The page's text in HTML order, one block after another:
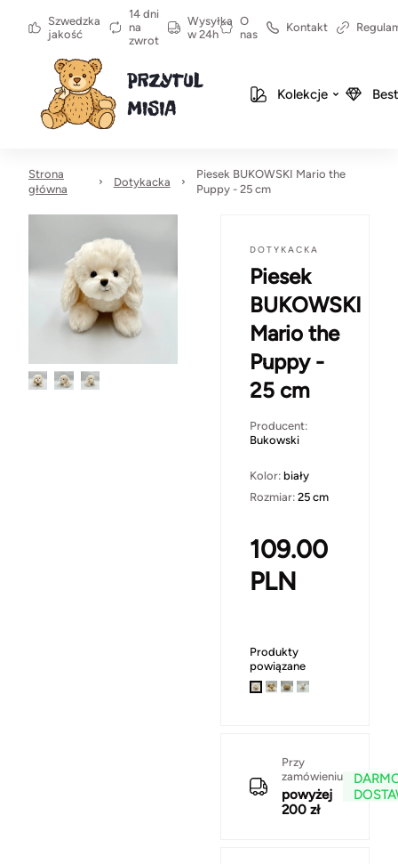
Szwedzka
jakość
14 dni
na
zwrot
Wysyłka
w 24h
O
nas
Kontakt
Kolekcje
Strona
główna
Dotykacka
Piesek BUKOWSKI Mario the
Puppy - 25 cm
DOTYKACKA
Piesek
BUKOWSKI
Mario the
Puppy -
25 cm
Producent:
Bukowski
Kolor: biały
Rozmiar: 25 cm
109.00
PLN
Produkty
powiązane
Przy
zamówieniu
powyżej
200 zł